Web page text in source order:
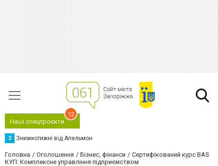
Наші спецпроєкти
12
З Знижкотижні від Апельмон
Головна Оголошення Бізнес, фінанси
Сертифікований курс BAS
КУП: Комплексне управління підприємством